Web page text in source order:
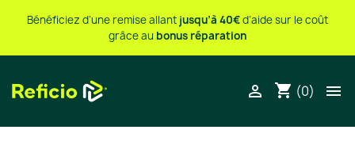
Bénéficiez d’une remise allant jusqu’à 40€d’aide sur le coût
grâce au bonus réparation
 shopping_cart (0) 